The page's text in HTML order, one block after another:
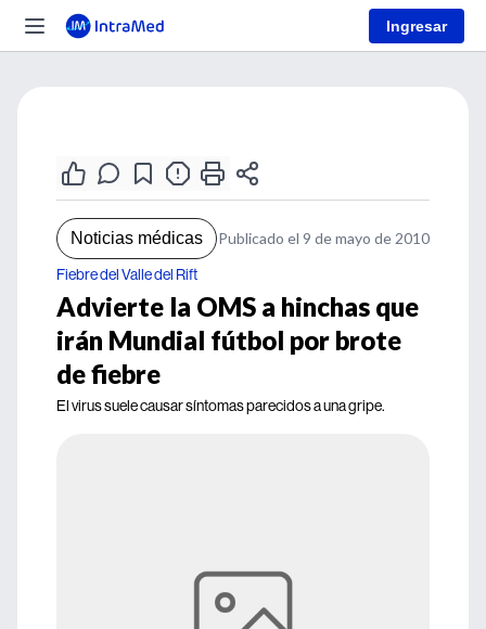
Ingresar
Noticias médicas Publicado el 9 de mayo de 2010
Fiebre del Valle del Rift
Advierte la OMS a hinchas que
irán Mundial fútbol por brote
de fiebre
El virus suele causar síntomas parecidos a una gripe.